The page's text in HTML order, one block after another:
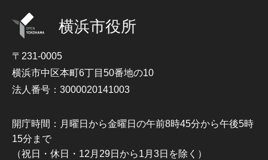
横浜市役所
〒231-0005
横浜市中区本町6丁目50番地の10
法人番号：3000020141003
開庁時間：月曜日から金曜日の午前8時45分から午後5時
15分まで
（祝日・休日・12月29日から1月3日を除く）